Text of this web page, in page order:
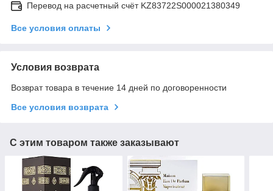
Перевод на расчетный счёт KZ83722S000021380349
Все условия оплаты
Условия возврата
Возврат товара в течение 14 дней по договоренности
Все условия возврата
С этим товаром также заказывают